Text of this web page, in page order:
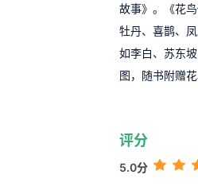
故事》。《花
牡丹、喜鹊、
如李白、苏东
图，随书附赠花
评分
5.0分